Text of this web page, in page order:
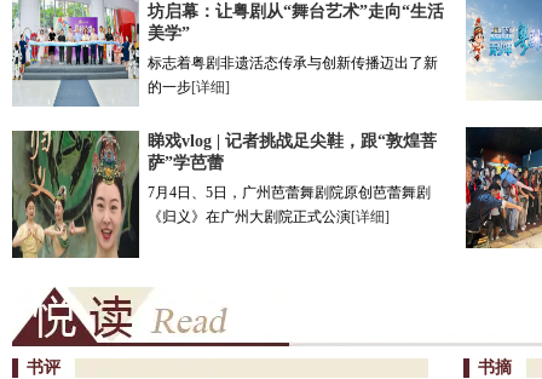
坊启幕：让粤剧从“舞台艺术”走向“生活
美学”
标志着粤剧非遗活态传承与创新传播迈出了新
的一步[详细]
睇戏vlog | 记者挑战足尖鞋，跟“敦煌菩
萨”学芭蕾
7月4日、5日，广州芭蕾舞剧院原创芭蕾舞剧
《归义》在广州大剧院正式公演[详细]
书评
书摘